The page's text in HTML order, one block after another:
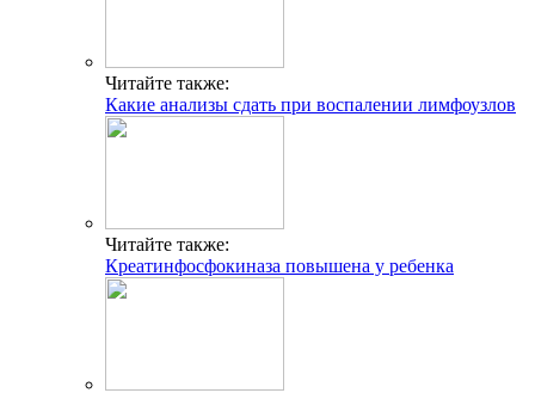
Читайте также:
Какие анализы сдать при воспалении лимфоузлов
Читайте также:
Креатинфосфокиназа повышена у ребенка